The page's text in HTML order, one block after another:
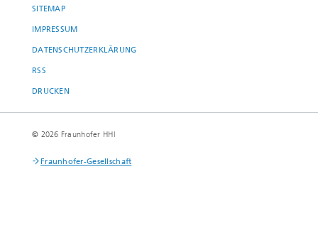
SITEMAP
IMPRESSUM
DATENSCHUTZERKLÄRUNG
RSS
DRUCKEN
© 2026 Fraunhofer HHI
Fraunhofer-Gesellschaft